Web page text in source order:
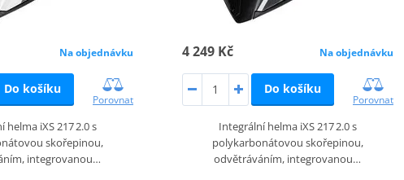
Na objednávku
Do košíku
Porovnat
helma iXS 217 2.0 s
skořepinou,
integrovanou…
4 249 Kč Na objednávku
Do košíku
Porovnat
Integrální helma iXS 217 2.0 s
polykarbonátovou skořepinou,
odvětráváním, integrovanou…